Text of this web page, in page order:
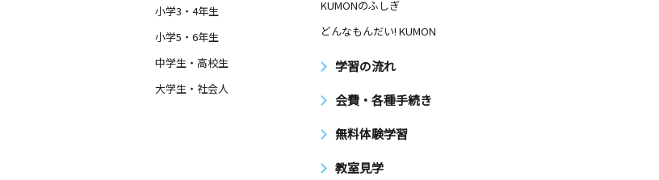
小学3・4年生
小学5・6年生
中学生・高校生
大学生・社会人
KUMONのふしぎ
どんなもんだい! KUMON
学習の流れ
会費・各種手続き
無料体験学習
教室見学